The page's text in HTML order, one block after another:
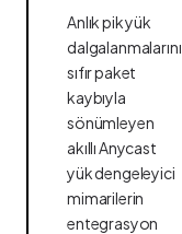
Anlık pik yük
dalgalanmalarını
sıfır paket
kaybıyla
sönümleyen
akıllı Anycast
yük dengeleyici
mimarilerin
entegrasyon